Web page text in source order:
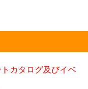
カタログ及びイベ